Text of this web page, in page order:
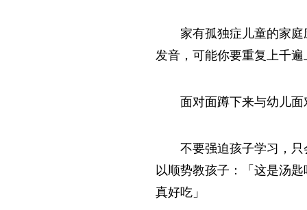
家有孤独症儿童的家
发音，可能你要重复上千
面对面蹲下来与幼儿
不要强迫孩子学习，
以顺势教孩子：「这是汤
真好吃」